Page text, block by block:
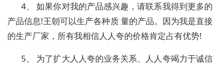
4、 如果你对我的产品感兴趣，请联系我得到更多的
产品信息!王朝可以生产各种质 量的产品。因为我是直接
的生产厂家，所有我相信人人夸的价格肯定占有优势!
5、 为了扩大人人夸的业务关系、人人夸竭力于诚信